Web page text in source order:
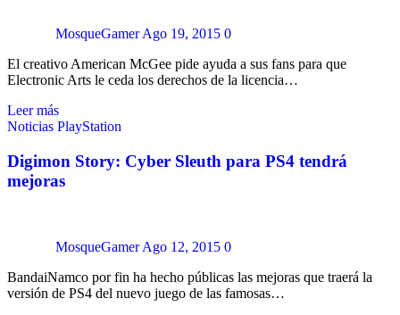
MosqueGamer Ago 19, 2015 0
El creativo American McGee pide ayuda a sus fans para que
Electronic Arts le ceda los derechos de la licencia…
Leer más
Noticias PlayStation
Digimon Story: Cyber Sleuth para PS4 tendrá
mejoras
MosqueGamer Ago 12, 2015 0
BandaiNamco por fin ha hecho públicas las mejoras que traerá la
versión de PS4 del nuevo juego de las famosas…